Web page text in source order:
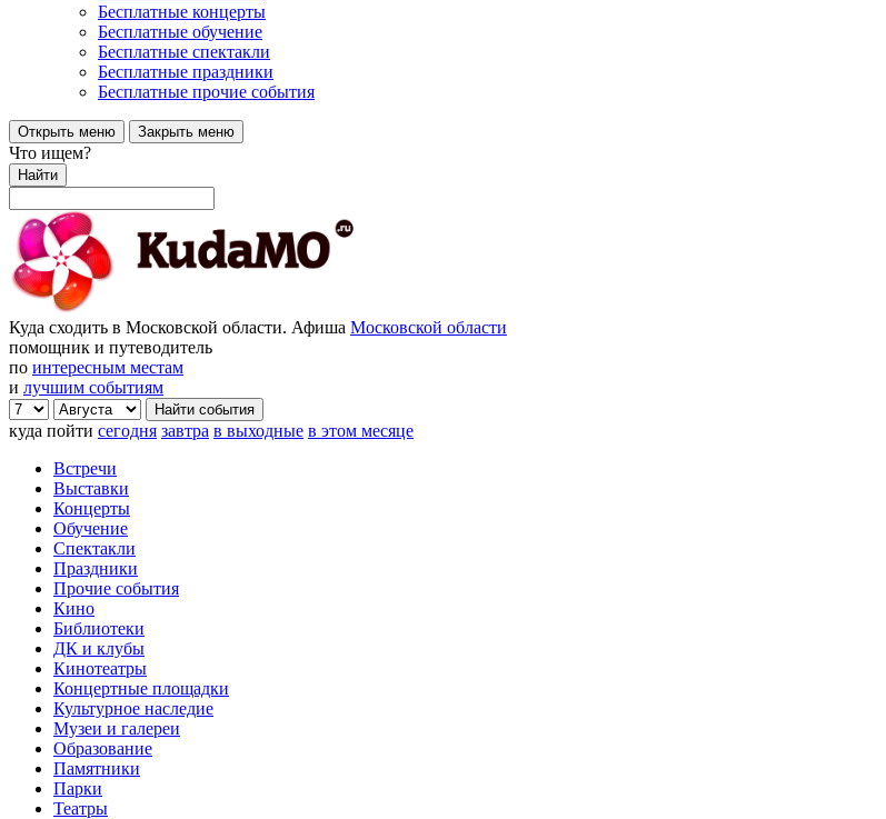
Бесплатные концерты
Бесплатные обучение
Бесплатные спектакли
Бесплатные праздники
Бесплатные прочие события
Открыть меню Закрыть меню
Что ищем?
Найти
Куда сходить в Московской области. Афиша Московской области
помощник и путеводитель
по интересным местам
и лучшим событиям
куда пойти сегодня завтра в выходные в этом месяце
Встречи
Выставки
Концерты
Обучение
Спектакли
Праздники
Прочие события
Кино
Библиотеки
ДК и клубы
Кинотеатры
Концертные площадки
Культурное наследие
Музеи и галереи
Образование
Памятники
Парки
Театры